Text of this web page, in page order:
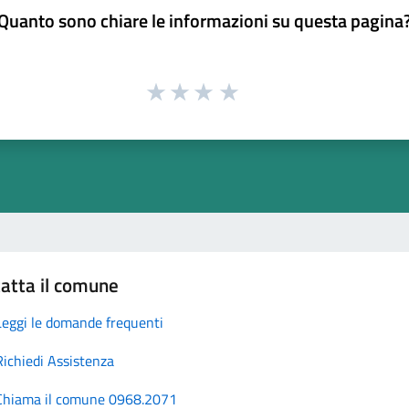
sono chiare le informazioni su questa
il comune
le domande frequenti
Assistenza
il comune 0968.2071